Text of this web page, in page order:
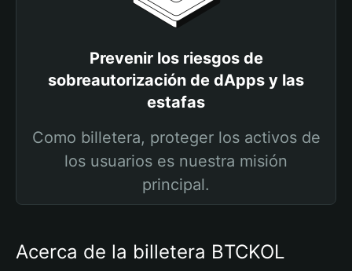
Prevenir los riesgos de
sobreautorización de dApps y las
estafas
Como billetera, proteger los activos de
los usuarios es nuestra misión
principal.
Acerca de la billetera BTCKOL